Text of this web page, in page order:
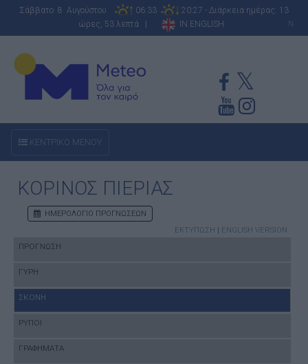
Σάββατο 8 Αυγούστου 06:33
20:27 - Διάρκεια ημέρας: 13
ώρες, 53 λεπτά |
IN ENGLISH N
ΚΕΝΤΡΙΚΟ ΜΕΝΟΥ
ΚΟΡΙΝΟΣ ΠΙΕΡΙΑΣ
ΗΜΕΡΟΛΟΓΙΟ ΠΡΟΓΝΩΣΕΩΝ
ΕΚΤΥΠΩΣΗ | ENGLISH VERSION
ΠΡΟΓΝΩΣΗ
ΓΥΡΗ
ΣΚΟΝΗ
ΡΥΠΟΙ
ΓΡΑΦΗΜΑΤΑ